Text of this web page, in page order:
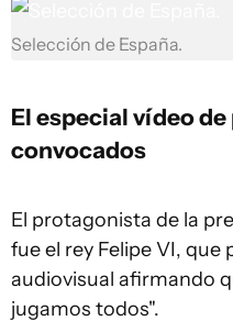
Selección de España.
El especial vídeo
convocados
El protagonista de la
fue el rey Felipe VI, que
audiovisual afirmando
jugamos todos".